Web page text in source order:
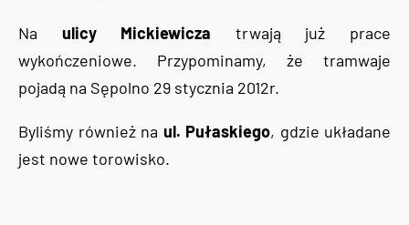
Na ulicy Mickiewicza trwają już prace
wykończeniowe. Przypominamy, że tramwaje
pojadą na Sępolno 29 stycznia 2012r.
Byliśmy również na ul. Pułaskiego, gdzie układane
jest nowe torowisko.